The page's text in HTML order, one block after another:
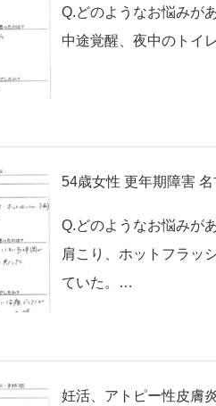
Q.どのようなお悩みが
中途覚醒、夜中のトイ
54歳女性 更年期障害
Q.どのようなお悩みが
肩こり、ホットフラッ
ていた。…
妊活、アトピー性皮膚